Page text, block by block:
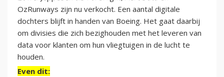
OzRunways zijn nu verkocht. Een aantal digitale
dochters blijft in handen van Boeing. Het gaat daarbij
om divisies die zich bezighouden met het leveren van
data voor klanten om hun vliegtuigen in de lucht te
houden.
Even dit: